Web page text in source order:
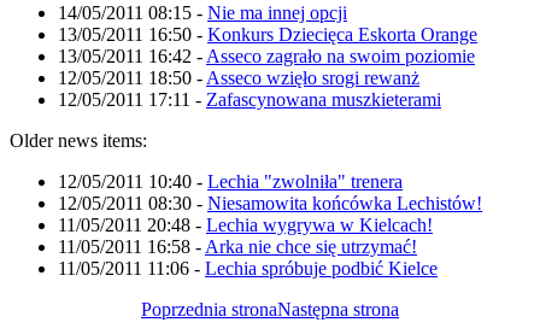
14/05/2011 08:15 - Nie ma innej opcji
13/05/2011 16:50 - Konkurs Dziecięca Eskorta Orange
13/05/2011 16:42 - Asseco zagrało na swoim poziomie
12/05/2011 18:50 - Asseco wzięło srogi rewanż
12/05/2011 17:11 - Zafascynowana muszkieterami
Older news items:
12/05/2011 10:40 - Lechia "zwolniła" trenera
12/05/2011 08:30 - Niesamowita końcówka Lechistów!
11/05/2011 20:48 - Lechia wygrywa w Kielcach!
11/05/2011 16:58 - Arka nie chce się utrzymać!
11/05/2011 11:06 - Lechia spróbuje podbić Kielce
Poprzednia stronaNastępna strona